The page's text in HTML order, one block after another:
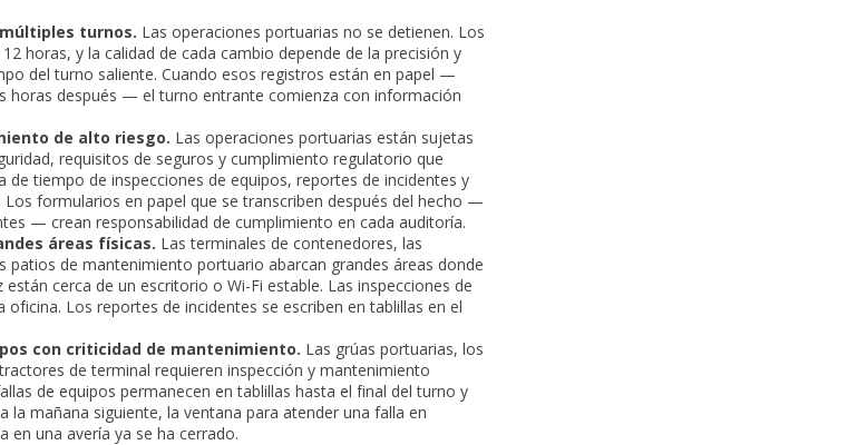
turnos. Las operaciones portuarias no se detienen. Los
horas, y la calidad de cada cambio depende de la precisión y
del turno saliente. Cuando esos registros están en papel —
horas después — el turno entrante comienza con información
de alto riesgo. Las operaciones portuarias están sujetas
requisitos de seguros y cumplimiento regulatorio que
de tiempo de inspecciones de equipos, reportes de incidentes y
formularios en papel que se transcriben después del hecho —
— crean responsabilidad de cumplimiento en cada auditoría.
áreas físicas. Las terminales de contenedores, las
patios de mantenimiento portuario abarcan grandes áreas donde
cerca de un escritorio o Wi-Fi estable. Las inspecciones de
Los reportes de incidentes se escriben en tablillas en el
con criticidad de mantenimiento. Las grúas portuarias, los
de terminal requieren inspección y mantenimiento
de equipos permanecen en tablillas hasta el final del turno y
la mañana siguiente, la ventana para atender una falla en
en una avería ya se ha cerrado.